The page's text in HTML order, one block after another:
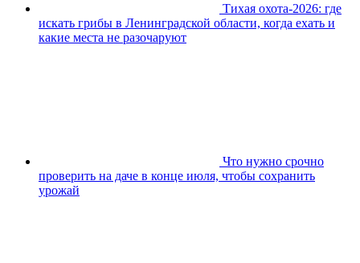
Тихая охота-2026: где
искать грибы в Ленинградской области, когда ехать и
какие места не разочаруют
Что нужно срочно
проверить на даче в конце июля, чтобы сохранить
урожай